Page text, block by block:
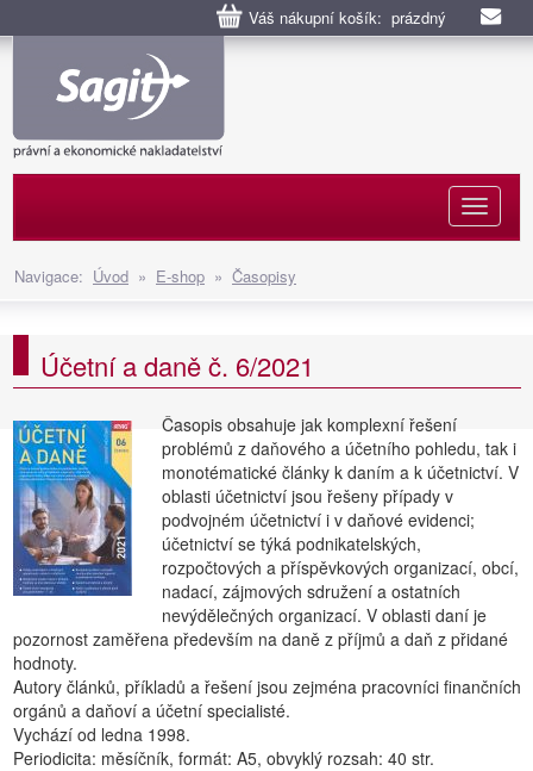
Váš nákupní košík: prázdný
Navigace: Úvod » E-shop » Časopisy
Účetní a daně č. 6/2021
Časopis obsahuje jak komplexní řešení
problémů z daňového a účetního pohledu, tak i
monotématické články k daním a k účetnictví. V
oblasti účetnictví jsou řešeny případy v
podvojném účetnictví i v daňové evidenci;
účetnictví se týká podnikatelských,
rozpočtových a příspěvkových organizací, obcí,
nadací, zájmových sdružení a ostatních
nevýdělečných organizací. V oblasti daní je
pozornost zaměřena především na daně z příjmů a daň z přidané
hodnoty.
Autory článků, příkladů a řešení jsou zejména pracovníci finančních
orgánů a daňoví a účetní specialisté.
Vychází od ledna 1998.
Periodicita: měsíčník, formát: A5, obvyklý rozsah: 40 str.